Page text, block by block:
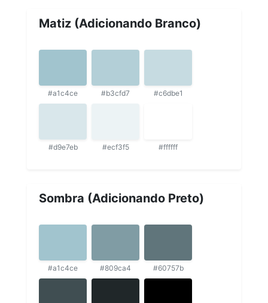
Matiz (Adicionando Branco)
#a1c4ce #b3cfd7 #c6dbe1
#d9e7eb #ecf3f5 #ffffff
Sombra (Adicionando Preto)
#a1c4ce #809ca4 #60757b